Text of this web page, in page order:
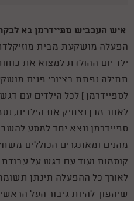
איש העכביש ספיידרמן בא
הפעלה מושקעת מבית
ילד יום ההולדת למצוא את
תחילה נפתח בציורי פנים
לספיידרמן ) לכל הילדים עם
לאחר מכן נצחיק את הילדים,
ספיידרמן ונצא יחד למסע
מהנים ומאתגרים הכוללים
קוסמות ועוד עם דגש על
לאורך כל ההפעלה תינתן
שיהפוך להיות גיבור העל